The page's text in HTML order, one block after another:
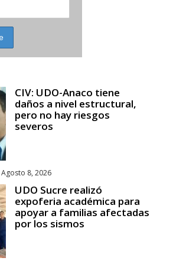
CIV: UDO-Anaco tiene
daños a nivel estructural,
pero no hay riesgos
severos
Agosto 8, 2026
UDO Sucre realizó
expoferia académica para
apoyar a familias afectadas
por los sismos